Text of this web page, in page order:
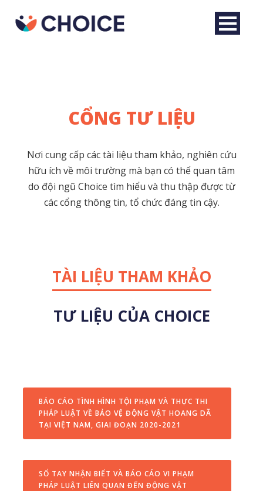
Tiếng Việt
CỔNG TƯ LIỆU
Nơi cung cấp các tài liệu tham khảo, nghiên cứu
hữu ích về môi trường mà bạn có thể quan tâm
do đội ngũ Choice tìm hiểu và thu thập được từ
các cổng thông tin, tổ chức đáng tin cậy.
TÀI LIỆU THAM KHẢO
TƯ LIỆU CỦA CHOICE
BÁO CÁO TÌNH HÌNH TỘI PHẠM VÀ THỰC THI
PHÁP LUẬT VỀ BẢO VỆ ĐỘNG VẬT HOANG DÃ
TẠI VIỆT NAM, GIAI ĐOẠN 2020-2021
SỔ TAY NHẬN BIẾT VÀ BÁO CÁO VI PHẠM
PHÁP LUẬT LIÊN QUAN ĐẾN ĐỘNG VẬT